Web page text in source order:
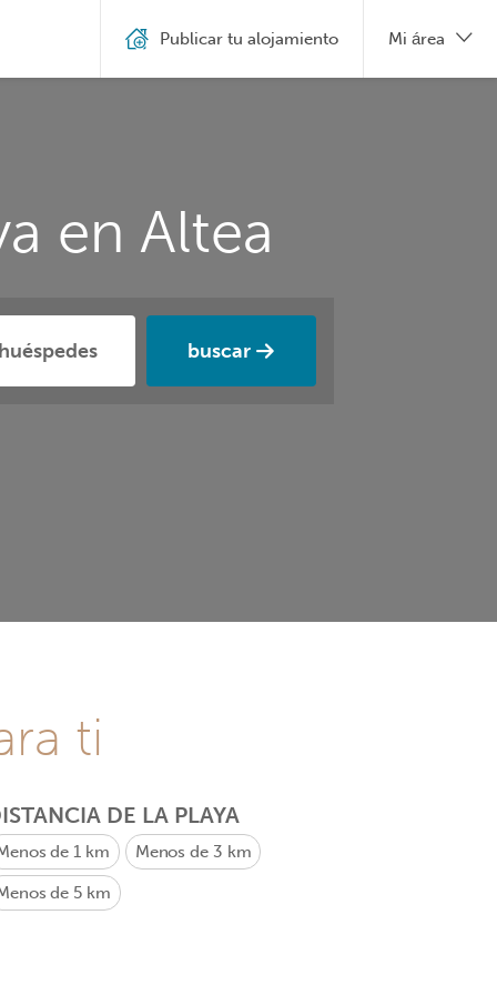
en Altea
buscar
Publicar tu alojamiento Mi área
ti
DE LA PLAYA
de 1 km Menos de 3 km
de 5 km